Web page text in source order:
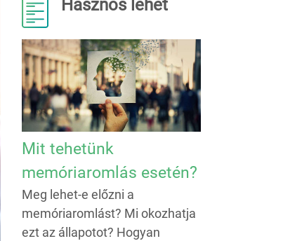
Hasznos lehet
Mit tehetünk
memóriaromlás esetén?
Meg lehet-e előzni a
memóriaromlást? Mi okozhatja
ezt az állapotot? Hogyan